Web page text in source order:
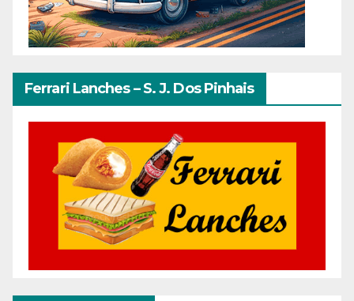
Ferrari Lanches – S. J. Dos Pinhais